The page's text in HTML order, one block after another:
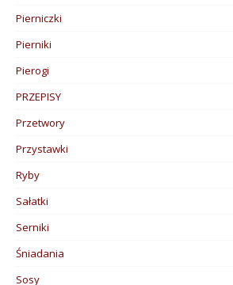
Pierniczki
Pierniki
Pierogi
PRZEPISY
Przetwory
Przystawki
Ryby
Sałatki
Serniki
Śniadania
Sosy